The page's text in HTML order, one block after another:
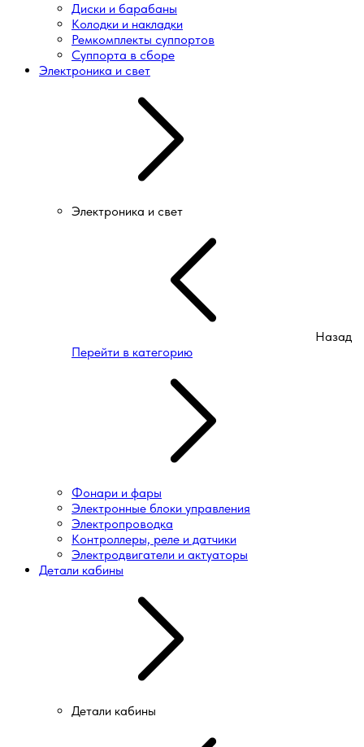
Диски и барабаны
Колодки и накладки
Ремкомплекты суппортов
Суппорта в сборе
Электроника и свет
Электроника и свет
Назад
Перейти в категорию
Фонари и фары
Электронные блоки управления
Электропроводка
Контроллеры, реле и датчики
Электродвигатели и актуаторы
Детали кабины
Детали кабины